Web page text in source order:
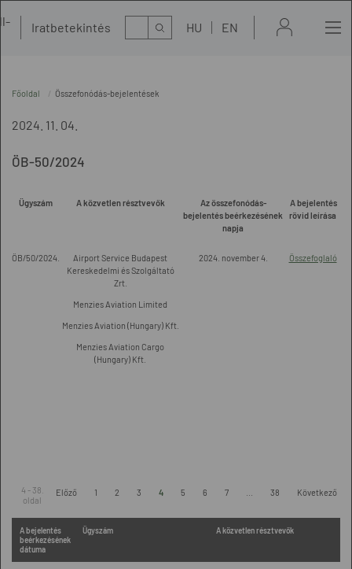
Iratbetekintés Kereső HU EN
Főoldal Összefonódás-bejelentések
2024. 11. 04.
ÖB-50/2024
Ügyszám A közvetlen résztvevők
Az összefonódás-
bejelentés beérkezésének
napja
A bejelentés
rövid leírása
ÖB/50/2024.
Airport Service Budapest
Kereskedelmi és Szolgáltató
Zrt.
Menzies Aviation Limited
Menzies Aviation (Hungary) Kft.
Menzies Aviation Cargo
(Hungary) Kft.
2024. november 4. Összefoglaló
4 - 38.
oldal
Előző 1 2 3 4 5 6 7 38 Következő
A bejelentés
beérkezésének
dátuma
Ügyszám A közvetlen résztvevők